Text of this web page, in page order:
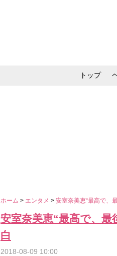
トップ
ホーム > エンタメ > 安室奈美恵“最高で、
安室奈美恵“最高で、
白
2018-08-09 10:00